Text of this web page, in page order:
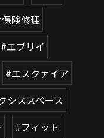
険修理
#エブリイ
#エスクァイア
シススペース
#フィット